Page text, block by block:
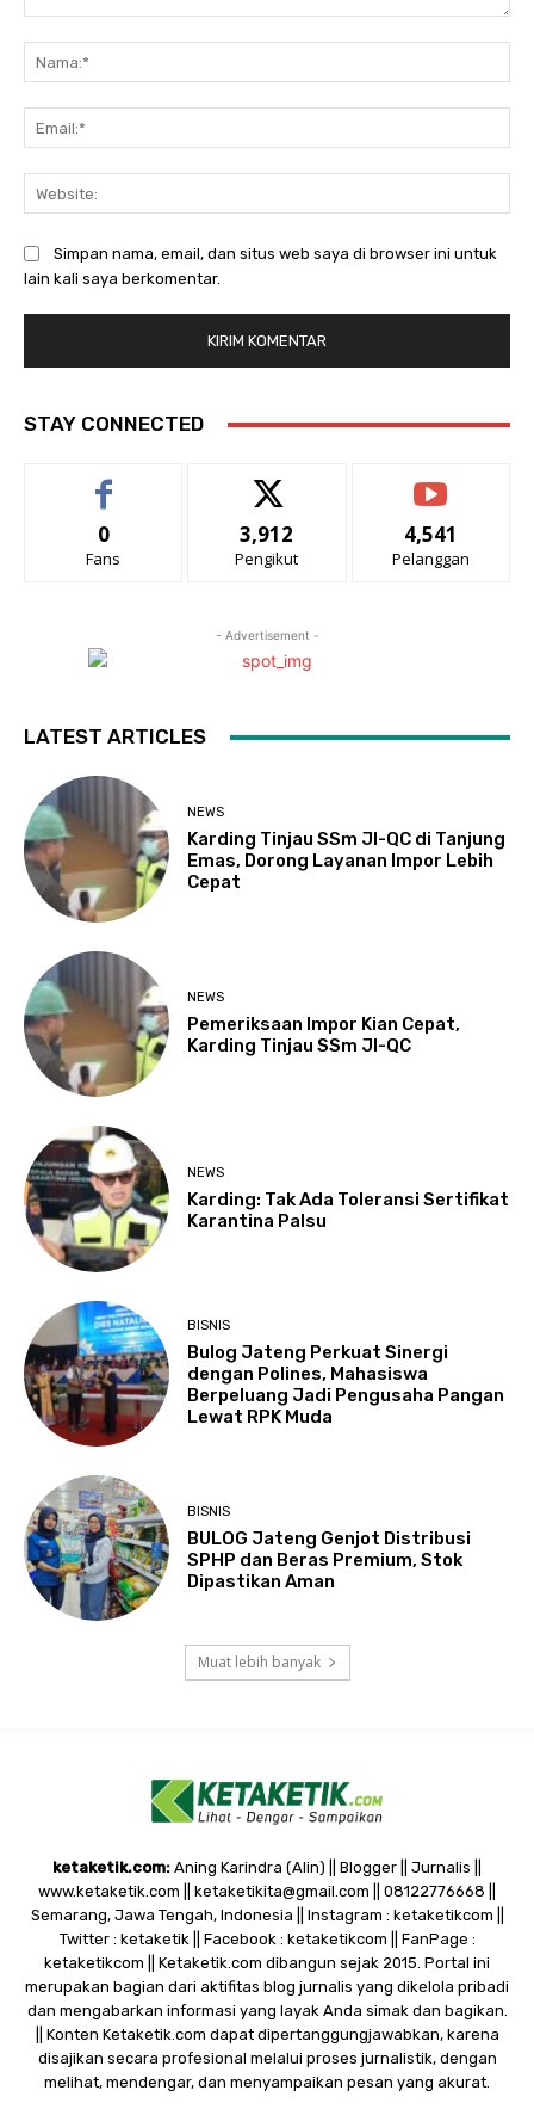
Simpan nama, email, dan situs web saya di browser ini untuk
lain kali saya berkomentar.
STAY CONNECTED
0
Fans
3,912
Pengikut
4,541
Pelanggan
- Advertisement -
LATEST ARTICLES
NEWS
Karding Tinjau SSm JI-QC di Tanjung
Emas, Dorong Layanan Impor Lebih
Cepat
NEWS
Pemeriksaan Impor Kian Cepat,
Karding Tinjau SSm JI-QC
NEWS
Karding: Tak Ada Toleransi Sertifikat
Karantina Palsu
BISNIS
Bulog Jateng Perkuat Sinergi
dengan Polines, Mahasiswa
Berpeluang Jadi Pengusaha Pangan
Lewat RPK Muda
BISNIS
BULOG Jateng Genjot Distribusi
SPHP dan Beras Premium, Stok
Dipastikan Aman
Muat lebih banyak
ketaketik.com: Aning Karindra (Alin) || Blogger || Jurnalis ||
www.ketaketik.com || ketaketikita@gmail.com || 08122776668 ||
Semarang, Jawa Tengah, Indonesia || Instagram : ketaketikcom ||
Twitter : ketaketik || Facebook : ketaketikcom || FanPage :
ketaketikcom || Ketaketik.com dibangun sejak 2015. Portal ini
merupakan bagian dari aktifitas blog jurnalis yang dikelola pribadi
dan mengabarkan informasi yang layak Anda simak dan bagikan.
|| Konten Ketaketik.com dapat dipertanggungjawabkan, karena
disajikan secara profesional melalui proses jurnalistik, dengan
melihat, mendengar, dan menyampaikan pesan yang akurat.